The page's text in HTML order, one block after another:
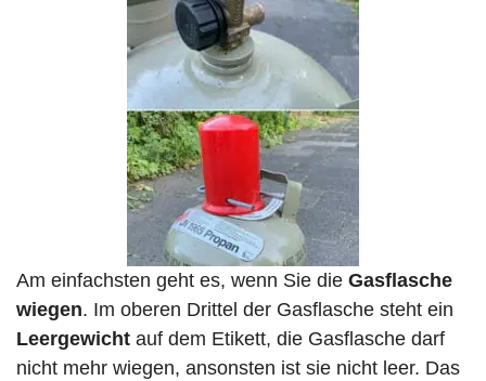
Am einfachsten geht es, wenn Sie die Gasflasche
wiegen. Im oberen Drittel der Gasflasche steht ein
Leergewicht auf dem Etikett, die Gasflasche darf
nicht mehr wiegen, ansonsten ist sie nicht leer. Das